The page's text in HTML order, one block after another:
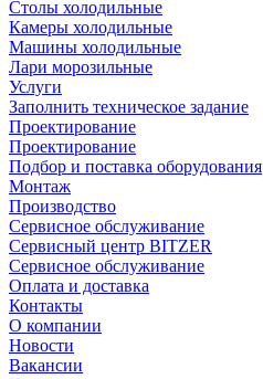
Столы холодильные
Камеры холодильные
Машины холодильные
Лари морозильные
Услуги
Заполнить техническое задание
Проектирование
Проектирование
Подбор и поставка оборудования
Монтаж
Производство
Сервисное обслуживание
Сервисный центр BITZER
Сервисное обслуживание
Оплата и доставка
Контакты
О компании
Новости
Вакансии